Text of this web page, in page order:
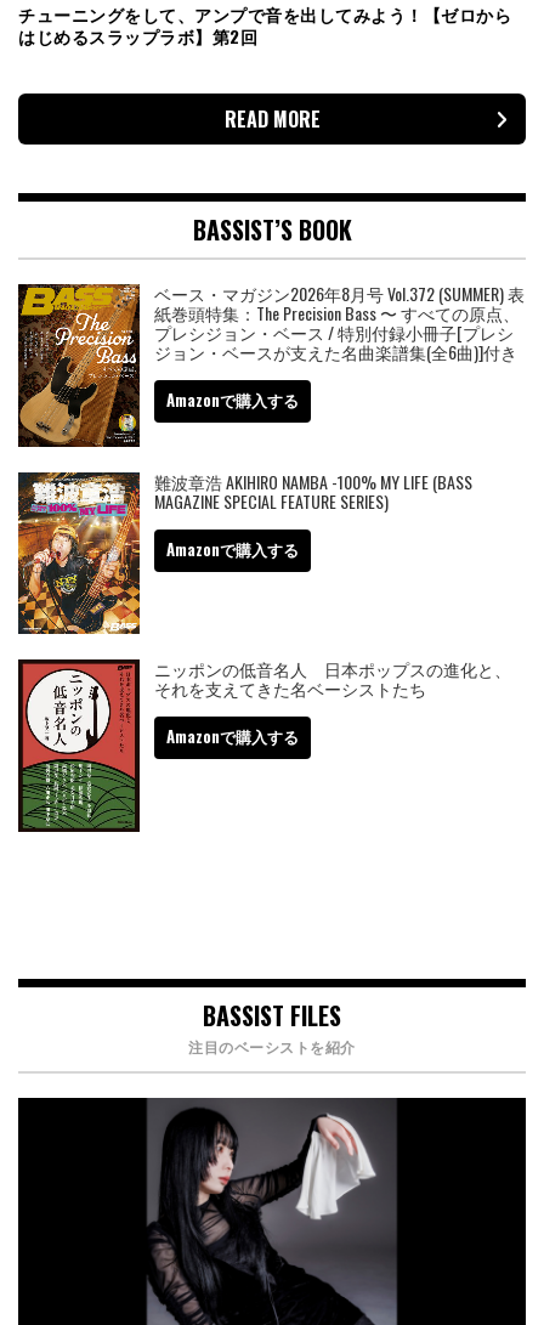
チューニングをして、アンプで音を出してみよう！【ゼロから
はじめるスラップラボ】第2回
READ MORE
BASSIST’S BOOK
ベース・マガジン2026年8月号 Vol.372 (SUMMER) 表
紙巻頭特集：The Precision Bass 〜 すべての原点、
プレシジョン・ベース / 特別付録小冊子[プレシ
ジョン・ベースが支えた名曲楽譜集(全6曲)]付き
Amazonで購入する
難波章浩 AKIHIRO NAMBA -100% MY LIFE (BASS
MAGAZINE SPECIAL FEATURE SERIES)
Amazonで購入する
ニッポンの低音名人 日本ポップスの進化と、
それを支えてきた名ベーシストたち
Amazonで購入する
BASSIST FILES
注目のベーシストを紹介